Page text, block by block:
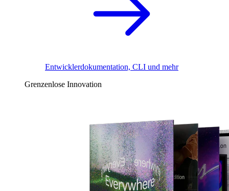
Entwicklerdokumentation, CLI und mehr
Grenzenlose Innovation